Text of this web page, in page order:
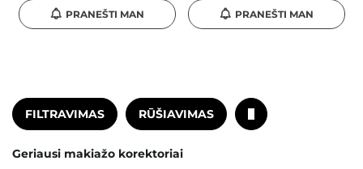
PRANEŠTI MAN PRANEŠTI MAN
FILTRAVIMAS RŪŠIAVIMAS
Geriausi makiažo korektoriai